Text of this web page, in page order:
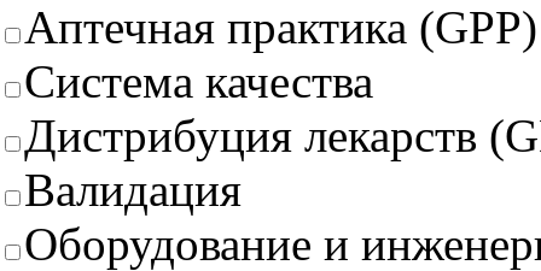
Аптечная практика (GPP)
Система качества
Дистрибуция лекарств
Валидация
Оборудование и